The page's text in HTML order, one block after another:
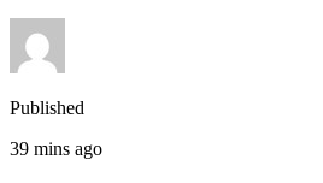
Published
39 mins ago